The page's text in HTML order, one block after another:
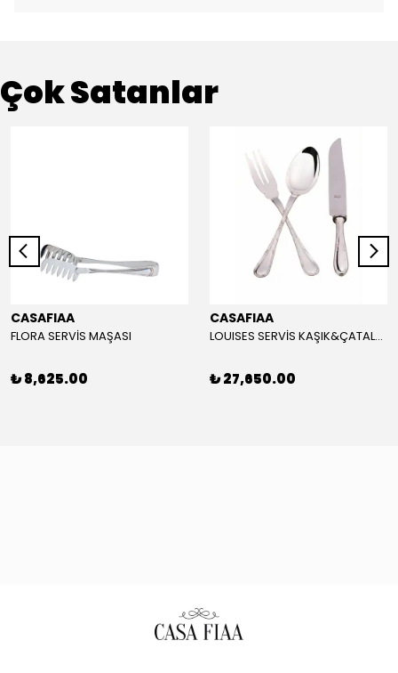
Çok Satanlar
CASAFIAA
FLORA SERVİS MAŞASI
₺ 8,625.00
CASAFIAA
LOUISES SERVİS KAŞIK&ÇATAL&BIÇAK SET
₺ 27,650.00